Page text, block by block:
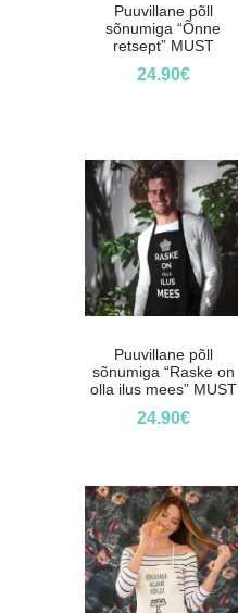
Puuvillane põll
sõnumiga “Õnne
retsept” MUST
24.90€
Puuvillane põll
sõnumiga “Raske on
olla ilus mees” MUST
24.90€